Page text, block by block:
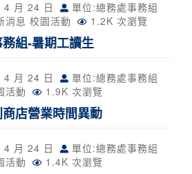
月 24 日
單位:總務處事務組
消息 校園活動 1.2K 次瀏覽
務組-暑期工讀生
月 24 日
單位:總務處事務組
活動 1.9K 次瀏覽
商店營業時間異動
月 24 日
單位:總務處事務組
活動 1.4K 次瀏覽